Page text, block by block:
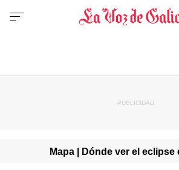
Mapa | Dónde ver el eclipse